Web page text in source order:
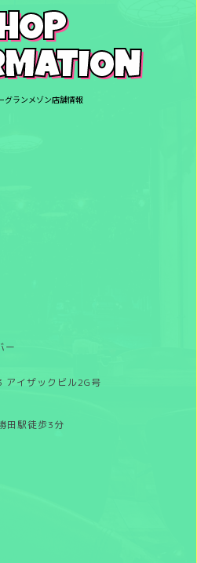
グランメゾン店舗情報
ー
アイザックビル2G号
田駅徒歩3分